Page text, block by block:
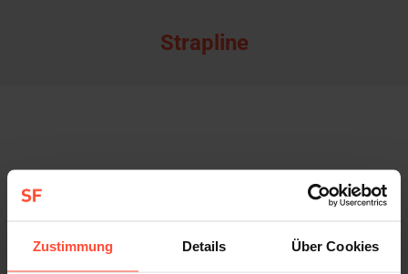
Zustimmung Details Über Cookies
Strapline